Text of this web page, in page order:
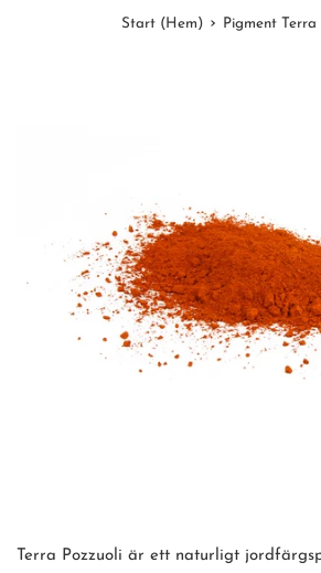
Start (Hem) › Pigment Terra
Terra Pozzuoli är ett naturligt